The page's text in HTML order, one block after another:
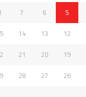
5
6
7
12
13
14
19
20
21
26
27
28